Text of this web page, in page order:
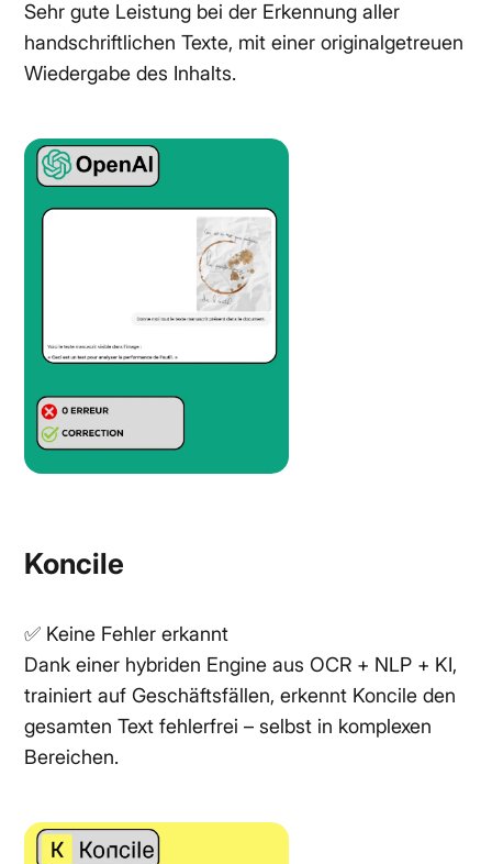
Sehr gute Leistung bei der Erkennung aller
handschriftlichen Texte, mit einer originalgetreuen
Wiedergabe des Inhalts.
Koncile
✅ Keine Fehler erkannt
Dank einer hybriden Engine aus OCR + NLP + KI,
trainiert auf Geschäftsfällen, erkennt Koncile den
gesamten Text fehlerfrei – selbst in komplexen
Bereichen.